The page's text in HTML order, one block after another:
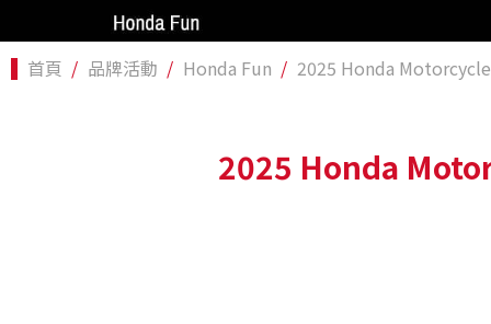
首頁 品牌活動 Honda Fun 2025 Honda
2025 Honda